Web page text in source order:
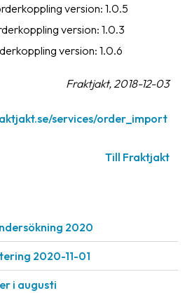
version: 1.0.5
version: 1.0.3
version: 1.0.6
Fraktjakt, 2018-12-03
services/order_import
Till Fraktjakt
2020
2020-11-01
i augusti